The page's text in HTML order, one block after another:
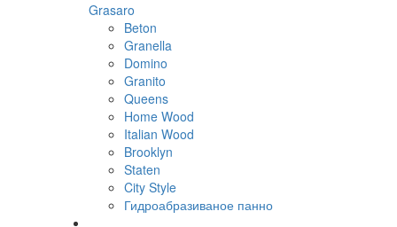
Grasaro
Beton
Granella
Domino
Granito
Queens
Home Wood
Italian Wood
Brooklyn
Staten
City Style
Гидроабразиваное панно